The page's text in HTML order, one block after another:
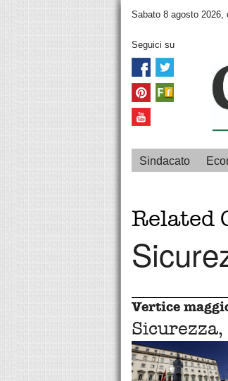
Sabato 8 agosto 2026,
Seguici su
Sindacato
Related
Vertice